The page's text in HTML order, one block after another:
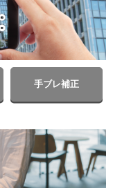
手ブレ補正